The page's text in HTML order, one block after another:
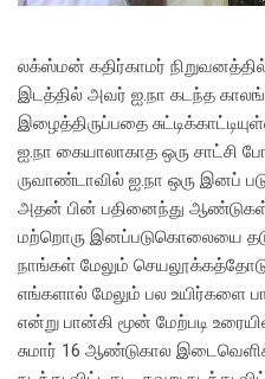
லக்ஸ்மன் கதிர்காமர்
இடத்தில் அவர் ஐ.நா கடந்த
இழைத்திருப்பதை
ஐ.நா கையாலாகாத ஒரு சாட்சி
ருவாண்டாவில் ஐ.நா ஒரு இனப்
அதன் பின் பதினைந்து ஆண்டுகள்
மற்றொரு இனப்படுகொலையை
நாங்கள் மேலும் செயலூக்கத்தோடு
எங்களால் மேலும் பல உயிர்களை
என்று பான்கி மூன் மேற்படி
சுமார் 16 ஆண்டுகால